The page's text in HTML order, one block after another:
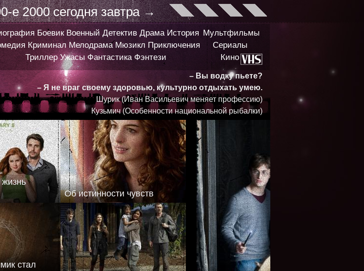
е 2000 сегодня завтра →
Боевик Военный Детектив Драма История
Криминал Мелодрама Мюзикл Приключения
Триллер Ужасы Фантастика Фэнтези
Мультфильмы
Сериалы
Кино
– Вы водку пьете?
– Я не враг своему здоровью, культурно отдыхать умею.
Шурик (Иван Васильевич меняет профессию)
Кузьмич (Особенности национальной рыбалки)
Об истинности чувств
стал